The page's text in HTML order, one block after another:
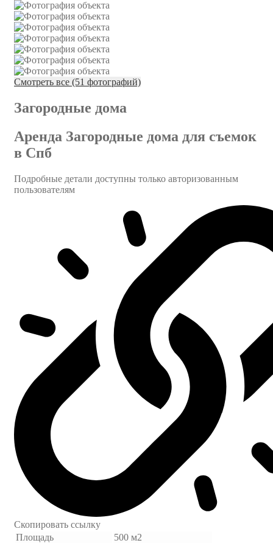
Смотреть все (51 фотографий)
Загородные дома
Аренда Загородные дома для съемок
в Спб
Подробные детали доступны только авторизованным
пользователям
Скопировать ссылку
Площадь
500 м2